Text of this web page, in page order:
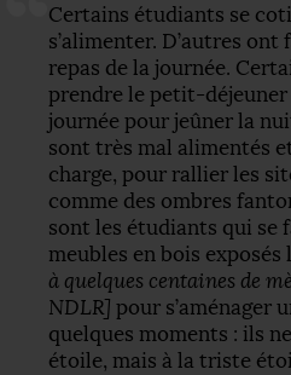
Certains étudiants se
s’alimenter. D’autres
repas de la journée.
prendre le petit-déjeuner
journée pour jeûner la
sont très mal alimentés
charge, pour rallier les
comme des ombres
sont les étudiants qui se
meubles en bois exposés
à quelques centaines de
NDLR] pour s’aménager
quelques moments : ils
étoile, mais à la triste